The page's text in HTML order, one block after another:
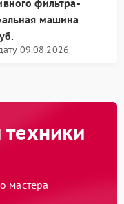
фильтра-
машина
09.08.2026
мастера